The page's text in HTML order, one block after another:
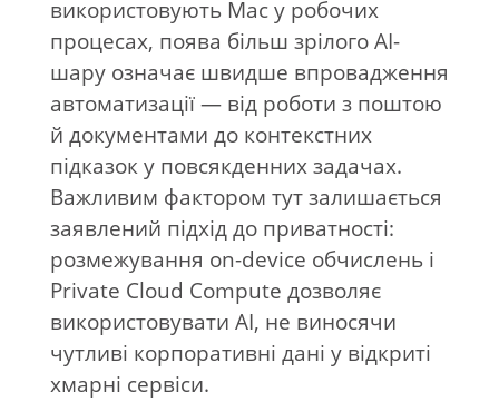
використовують Mac у робочих
процесах, поява більш зрілого AI-
шару означає швидше впровадження
автоматизації — від роботи з поштою
й документами до контекстних
підказок у повсякденних задачах.
Важливим фактором тут залишається
заявлений підхід до приватності:
розмежування on-device обчислень і
Private Cloud Compute дозволяє
використовувати AI, не виносячи
чутливі корпоративні дані у відкриті
хмарні сервіси.